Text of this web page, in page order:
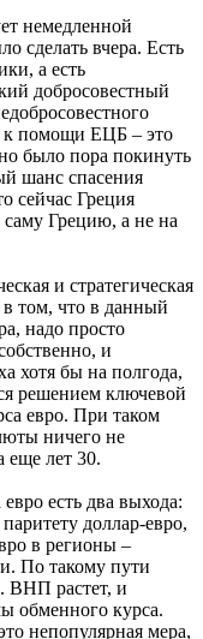
немедленной
сделать вчера. Есть
а есть
добросовестный
к помощи ЕЦБ – это
было пора покинуть
шанс спасения
сейчас Греция
саму Грецию, а не на
и стратегическая
в том, что в данный
надо просто
и
хотя бы на полгода,
решением ключевой
евро. При таком
ничего не
еще лет 30.
есть два выхода:
доллар-евро,
в регионы –
По такому пути
ВНП растет, и
обменного курса.
непопулярная мера,